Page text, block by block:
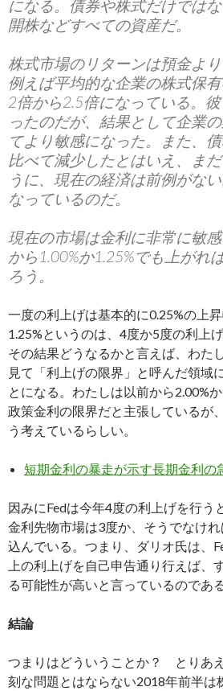
になる。債券や株式だけでは
開株などすべての資産だ。
株式市場のリターンは預金より
例えば平均的な企業の株式保
2倍から2.5倍になっている。
ったのだが、結果として企業
てより敏感になった。また、
比べて減少したとはいえ、ま
うに、現在の経済は前例がな
なっているのだ。
現在の市場は金利に非常に敏
から1.00%か1.25%でも上がれ
ろう。
一度の利上げは基本的に0.25%の上
1.25%というのは、4度か5度の利上
その結果どうなるかと言えば、わた
見て「利上げの限界」と呼んだ領域
とになる。わたしは以前から2.00%
政策金利の限界だと主張しているが
う考えているらしい。
短期金利の暴走が示す長期金利の
因みにFedは今年4度の利上げを行う
金利先物市場は3度か、そうでなけ
込んでいる。つまり、ダリオ氏は、
上の利上げを自己申告通り行えば、
る可能性が高いと言っているのである
結論
つまりはどういうことか？ とりあ
刻な問題とはならない2018年前半は